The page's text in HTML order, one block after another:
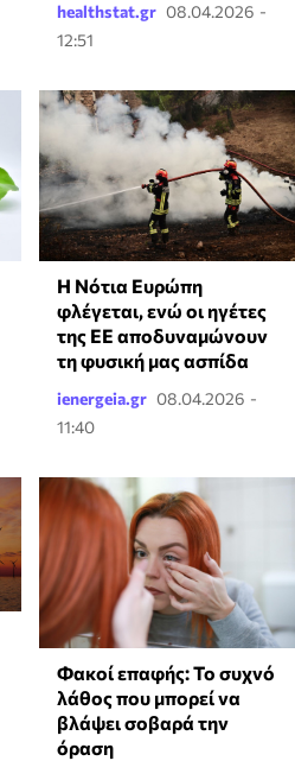
healthstat.gr 08.04.2026 -
12:51
Η Νότια Ευρώπη
φλέγεται, ενώ οι ηγέτες
της ΕΕ αποδυναμώνουν
τη φυσική μας ασπίδα
ienergeia.gr 08.04.2026 -
11:40
Φακοί επαφής: Το συχνό
λάθος που μπορεί να
βλάψει σοβαρά την
όραση